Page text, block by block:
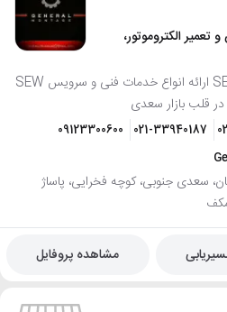
الکتروموتور،
عرضه انواع موتر گیربکس SEW ارائه انواع خدمات فنی و سرویس SEW
قلب بازار سعدی
021-33940187
09123300600
بهارستان، سعدی جنوبی، کوچه فخرایی، پاساژ
مشاهده پروفایل